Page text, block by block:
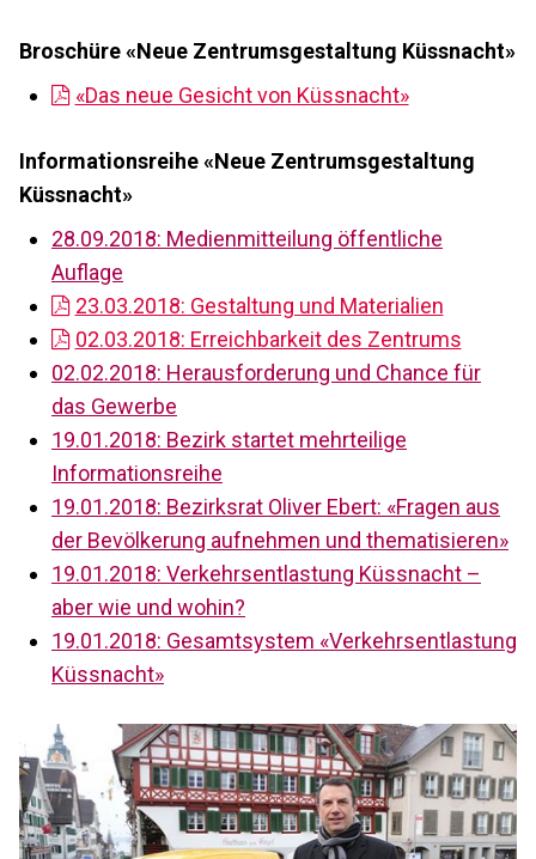
Broschüre «Neue Zentrumsgestaltung Küssnacht»
«Das neue Gesicht von Küssnacht»
Informationsreihe «Neue Zentrumsgestaltung
Küssnacht»
28.09.2018: Medienmitteilung öffentliche
Auflage
23.03.2018: Gestaltung und Materialien
02.03.2018: Erreichbarkeit des Zentrums
02.02.2018: Herausforderung und Chance für
das Gewerbe
19.01.2018: Bezirk startet mehrteilige
Informationsreihe
19.01.2018: Bezirksrat Oliver Ebert: «Fragen aus
der Bevölkerung aufnehmen und thematisieren»
19.01.2018: Verkehrsentlastung Küssnacht –
aber wie und wohin?
19.01.2018: Gesamtsystem «Verkehrsentlastung
Küssnacht»